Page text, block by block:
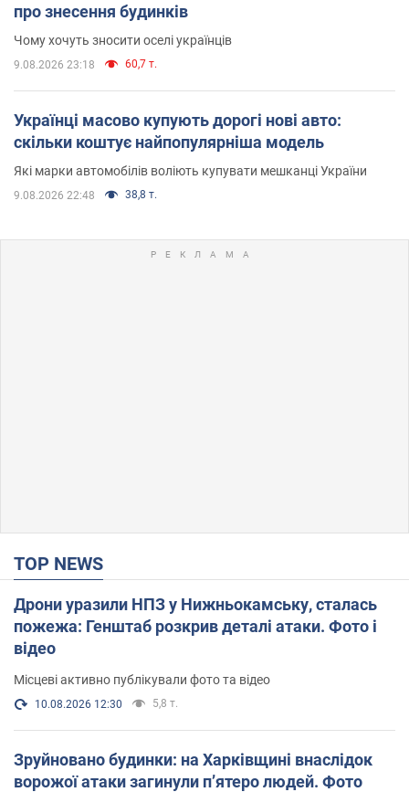
про знесення будинків
Чому хочуть зносити оселі українців
9.08.2026 23:18 60,7 т.
Українці масово купують дорогі нові авто:
скільки коштує найпопулярніша модель
Які марки автомобілів воліють купувати мешканці України
9.08.2026 22:48 38,8 т.
TOP NEWS
Дрони уразили НПЗ у Нижньокамську, сталась
пожежа: Генштаб розкрив деталі атаки. Фото і
відео
Місцеві активно публікували фото та відео
10.08.2026 12:30 5,8 т.
Зруйновано будинки: на Харківщині внаслідок
ворожої атаки загинули п’ятеро людей. Фото